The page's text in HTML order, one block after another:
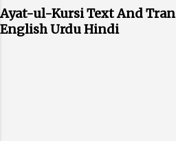
Ayat-ul-Kursi Text And
English Urdu Hindi